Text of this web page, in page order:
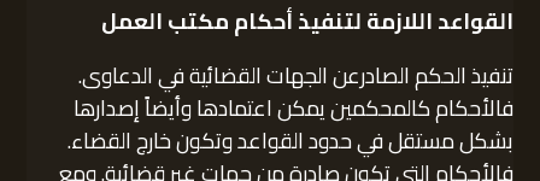
القواعد اللازمة لتنفيذ أحكام مكتب العمل
تنفيذ الحكم الصادرعن الجهات القضائية في الدعاوى.
فالأحكام كالمحكمين يمكن اعتمادها وأيضاً إصدارها
بشكل مستقل في حدود القواعد وتكون خارج القضاء.